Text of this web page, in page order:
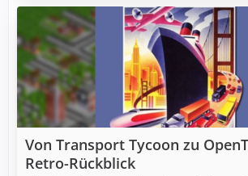
Von Transport Tycoon zu
Retro-Rückblick